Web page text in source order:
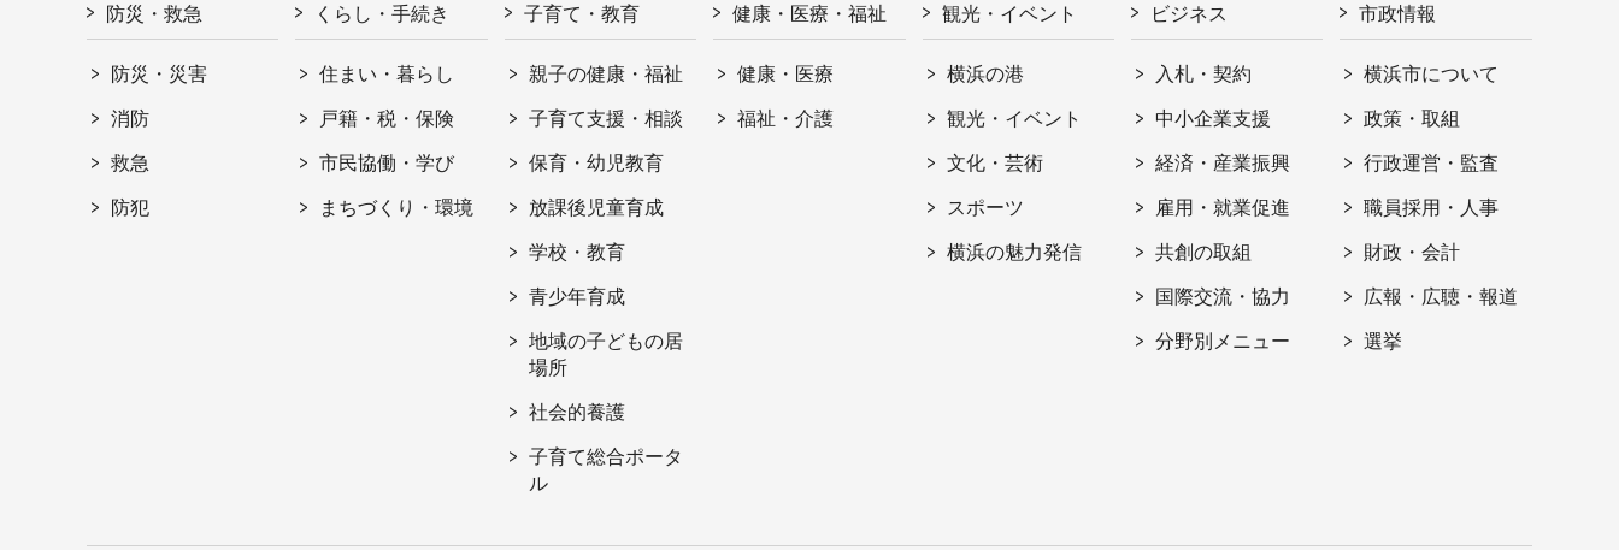
防災・救急
防災・災害
消防
救急
防犯
くらし・手続き
住まい・暮らし
戸籍・税・保険
市民協働・学び
まちづくり・環境
子育て・教育
親子の健康・福祉
子育て支援・相談
保育・幼児教育
放課後児童育成
学校・教育
青少年育成
地域の子どもの居
場所
社会的養護
子育て総合ポータ
ル
健康・医療・福祉
健康・医療
福祉・介護
観光・イベント
横浜の港
観光・イベント
文化・芸術
スポーツ
横浜の魅力発信
ビジネス
入札・契約
中小企業支援
経済・産業振興
雇用・就業促進
共創の取組
国際交流・協力
分野別メニュー
市政情報
横浜市について
政策・取組
行政運営・監査
職員採用・人事
財政・会計
広報・広聴・報道
選挙